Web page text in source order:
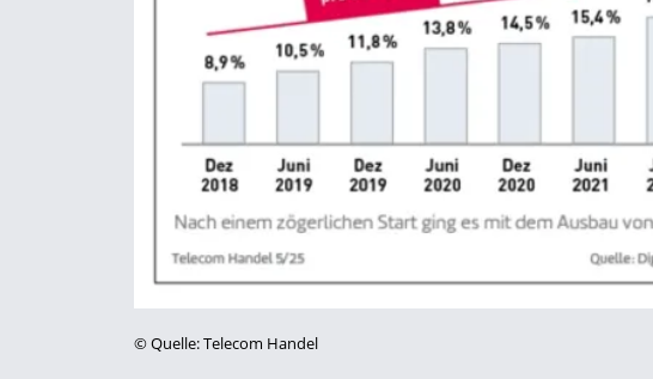
©Quelle: Telecom Handel